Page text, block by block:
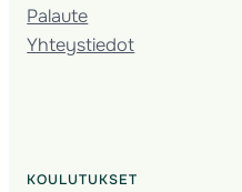
Palaute
Yhteystiedot
KOULUTUKSET